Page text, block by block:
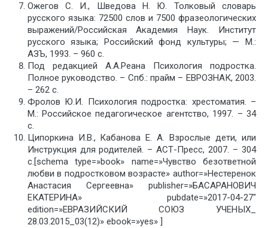
Ожегов С. И., Шведова Н. Ю. Толковый словарь
русского языка: 72500 слов и 7500 фразеологических
выражений/Российская Академия Наук. Институт
русского языка; Российский фонд культуры; — М.:
АЗЪ, 1993. – 960 с.
Под редакцией А.А.Реана Психология подростка.
Полное руководство. – Спб.: прайм – ЕВРОЗНАК, 2003.
– 262 с.
Фролов Ю.И. Психология подростка: хрестоматия. –
М.: Российское педагогическое агентство, 1997. – 34
с.
Ципоркина И.В., Кабанова Е. А. Взрослые дети, или
Инструкция для родителей. – АСТ-Пресс, 2007. – 304
с.[schema type=»book» name=»Чувство безответной
любви в подростковом возрасте» author=»Нестеренок
Анастасия Сергеевна» publisher=»БАСАРАНОВИЧ
ЕКАТЕРИНА» pubdate=»2017-04-27″
edition=»ЕВРАЗИЙСКИЙ СОЮЗ УЧЕНЫХ_
28.03.2015_03(12)» ebook=»yes» ]